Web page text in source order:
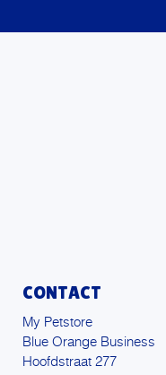
CONTACT
My Petstore
Blue Orange Business
Hoofdstraat 277